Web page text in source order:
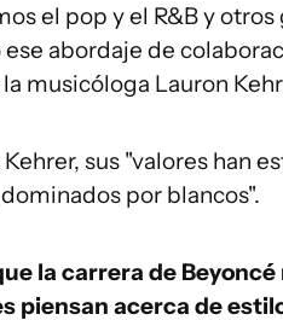
el pop y el R&B y
abordaje de
musicóloga Lauron
sus "valores han
por blancos".
la carrera de
piensan acerca de